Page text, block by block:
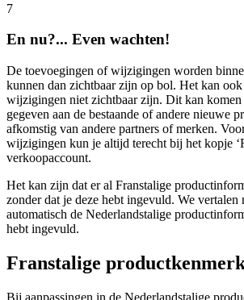
7
En nu?... Even wachten!
De toevoegingen of wijzigingen worden
kunnen dan zichtbaar zijn op bol. Het kan
wijzigingen niet zichtbaar zijn. Dit kan komen
gegeven aan de bestaande of andere nieuwe
afkomstig van andere partners of merken.
wijzigingen kun je altijd terecht bij het kopje
verkoopaccount.
Het kan zijn dat er al Franstalige
zonder dat je deze hebt ingevuld. We
automatisch de Nederlandstalige
hebt ingevuld.
Franstalige
Bij aanpassingen in de Nederlandstalige